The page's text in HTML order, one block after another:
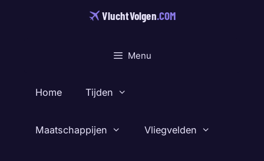
VluchtVolgen.COM
Menu
Home Tijden
Maatschappijen Vliegvelden